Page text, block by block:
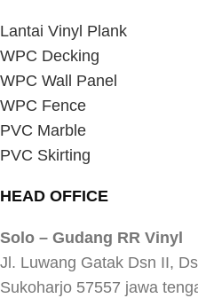
Lantai Vinyl Plank
WPC Decking
WPC Wall Panel
WPC Fence
PVC Marble
PVC Skirting
HEAD OFFICE
Solo – Gudang RR Vinyl
Jl. Luwang Gatak Dsn II,
Sukoharjo 57557 jawa